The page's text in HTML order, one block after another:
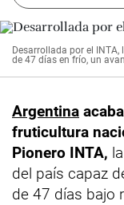
Desarrollada por el
de 47 días en frío, un
Argentina
fruticultura
Pionero INTA,
del país capaz
de 47 días bajo